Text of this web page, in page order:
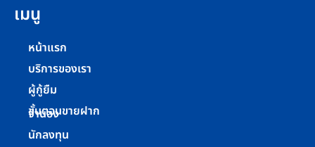
เมนู
หน้าแรก
บริการของเรา
ผู้กู้ยืม
ขั้นตอนขายฝาก
จำนอง
นักลงทุน